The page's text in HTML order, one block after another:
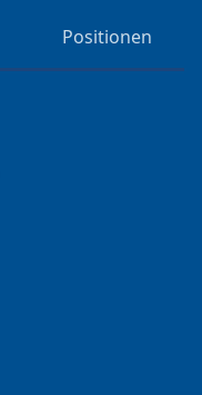
Positionen